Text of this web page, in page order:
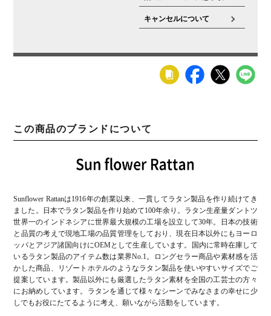
キャンセルについて
この商品のブランドについて
Sunflower Rattanは1916年の創業以来、一貫してラタン製品を作り続けてき
ました。日本でラタン製品を作り始めて100年余り。ラタン生産量ダントツ
世界一のインドネシアに世界最大規模の工場を設立して30年。日本の技術
と品質の考えで現地工場の品質管理をしており、現在日本以外にもヨーロ
ッパとアジア諸国向けにOEMとして生産しています。国内に常時在庫して
いるラタン製品のアイテム数は業界No.1。ロングセラー商品や素材感を活
かした商品、リゾートホテルのようなラタン製品を使いやすいサイズでご
提案しています。製品以外にも厳選したラタン素材を全国の工芸士の方々
にお納めしています。ラタンを通じて様々なシーンでみなさまの幸せに少
しでもお役にたてるように考え、願いながら活動をしています。